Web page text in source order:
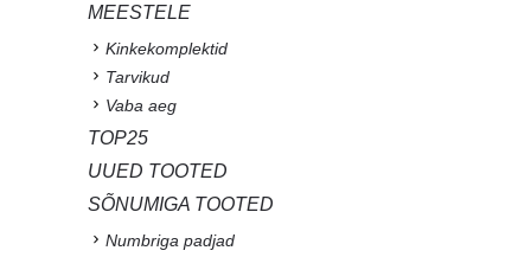
MEESTELE
Kinkekomplektid
Tarvikud
Vaba aeg
TOP25
UUED TOOTED
SÕNUMIGA TOOTED
Numbriga padjad